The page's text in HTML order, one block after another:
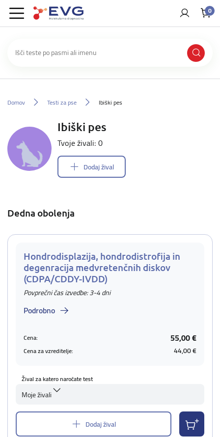
0
Domov Testi za pse Ibiški pes
Ibiški pes
Tvoje živali: 0
Dodaj žival
Dedna obolenja
Hondrodisplazija, hondrodistrofija in
degenracija medvretenčnih diskov
(CDPA/CDDY-IVDD)
Povprečni čas izvedbe: 3-4 dni
Podrobno
Cena: 55,00 €
Cena za vzreditelje: 44,00 €
Žival za katero naročate test
Moje živali
Dodaj žival